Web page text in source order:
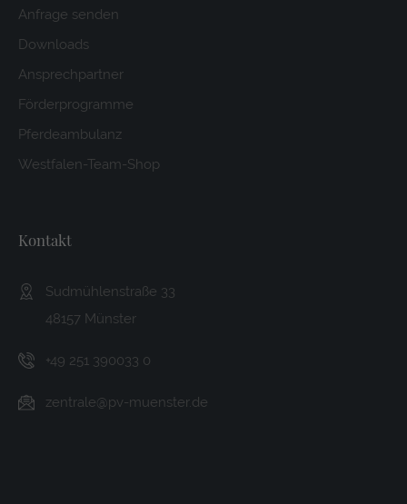
Anfrage senden
Downloads
Ansprechpartner
Förderprogramme
Pferdeambulanz
Westfalen-Team-Shop
Kontakt
Sudmühlenstraße 33
48157 Münster
+49 251 390033 0
zentrale@pv-muenster.de